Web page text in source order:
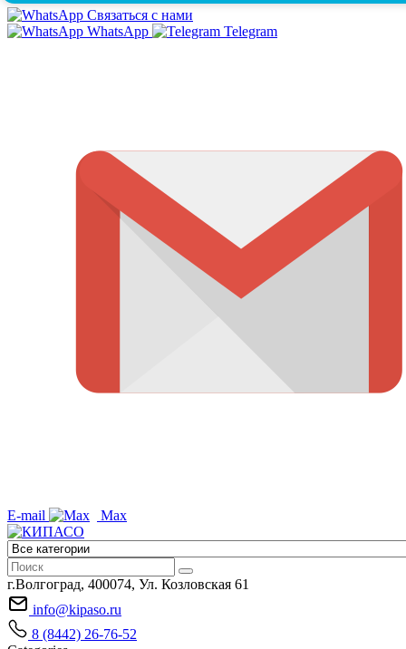
Связаться с нами
WhatsApp
Telegram
E-mail Max
г.Волгоград, 400074, Ул. Козловская 61
info@kipaso.ru
8 (8442) 26-76-52